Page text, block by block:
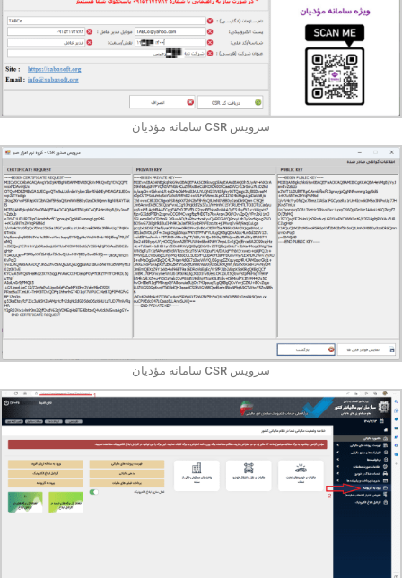
سرویس CSR سامانه مؤدیان
سرویس CSR سامانه مؤدیان